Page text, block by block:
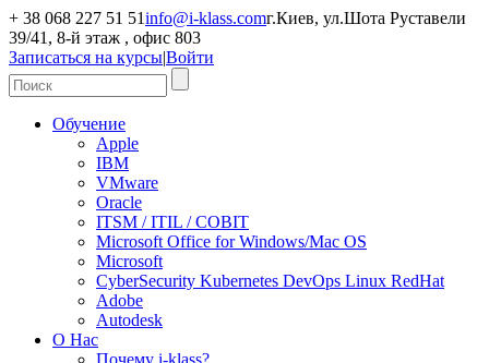
+ 38 068 227 51 51info@i-klass.comг.Киев, ул.Шота Руставели
39/41, 8-й этаж , офис 803
Записаться на курсы|Войти
Обучение
Apple
IBM
VMware
Oracle
ITSM / ITIL / COBIT
Microsoft Office for Windows/Mac OS
Microsoft
CyberSecurity Kubernetes DevOps Linux RedHat
Adobe
Autodesk
О Нас
Почему i-klass?